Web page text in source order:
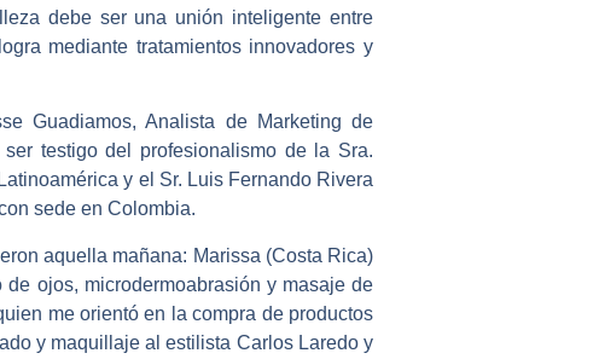
debe ser una unión inteligente entre
mediante tratamientos innovadores y
Guadiamos, Analista de Marketing de
testigo del profesionalismo de la Sra.
y el Sr. Luis Fernando Rivera
sede en Colombia.
aquella mañana: Marissa (Costa Rica)
ojos, microdermoabrasión y masaje de
me orientó en la compra de productos
y maquillaje al estilista Carlos Laredo y